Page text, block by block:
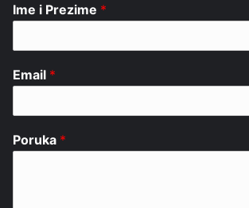
Ime i Prezime *
Email *
Poruka *